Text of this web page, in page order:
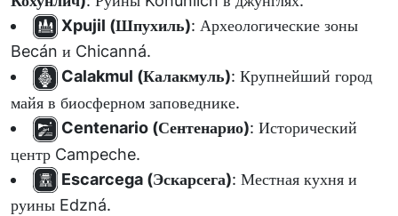
Xpujil (Шпухиль): Археологические зоны
Becán и Chicanná.
Calakmul (Калакмуль): Крупнейший город
майя в биосферном заповеднике.
Centenario (Сентенарио): Исторический
центр Campeche.
Escarcega (Эскарсега): Местная кухня и
руины Edzná.